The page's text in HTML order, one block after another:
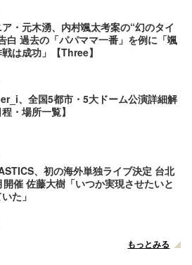
・元木湧、内村颯太考案の“幻のタイ
白 過去の「パパママ一番」を例に「颯
は成功」【Three】
、全国5都市・5大ドーム公演詳細解
・場所一覧】
、初の海外単独ライブ決定 台北
開催 佐藤大樹「いつか実現させたいと
た」
もっとみる